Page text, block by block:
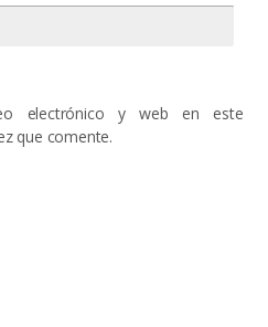
electrónico y web en este
que comente.